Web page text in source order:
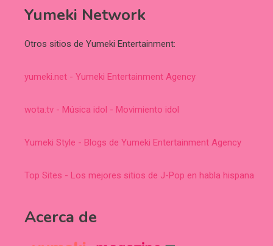
Yumeki Network
Otros sitios de Yumeki Entertainment:
yumeki.net - Yumeki Entertainment Agency
wota.tv - Música idol - Movimiento idol
Yumeki Style - Blogs de Yumeki Entertainment Agency
Top Sites - Los mejores sitios de J-Pop en habla hispana
Acerca de